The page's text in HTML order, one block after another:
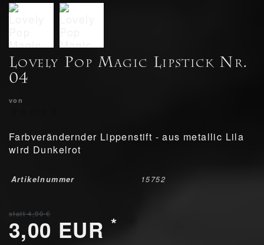
Lovely Pop Magic Lipstick Nr.
04
von
Farbverändernder Lippenstift - aus metallic Lila
wird Dunkelrot
Artikelnummer 15752
statt 4,90 €
3,00 EUR *